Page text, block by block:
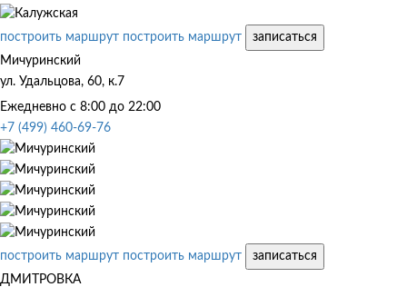
построить маршрут построить маршрут
записаться
Мичуринский
ул. Удальцова, 60, к.7
Ежедневно с 8:00 до 22:00
+7 (499) 460-69-76
построить маршрут построить маршрут
записаться
ДМИТРОВКА